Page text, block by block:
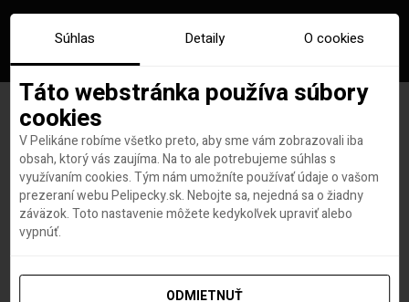
Značka:covid pass
Súhlas Detaily O cookies
Táto webstránka používa súbory
cookies
V Pelikáne robíme všetko preto, aby sme vám zobrazovali iba
obsah, ktorý vás zaujíma. Na to ale potrebujeme súhlas s
využívaním cookies. Tým nám umožníte používať údaje o vašom
prezeraní webu Pelipecky.sk. Nebojte sa, nejedná sa o žiadny
záväzok. Toto nastavenie môžete kedykoľvek upraviť alebo
vypnúť.
ODMIETNUŤ